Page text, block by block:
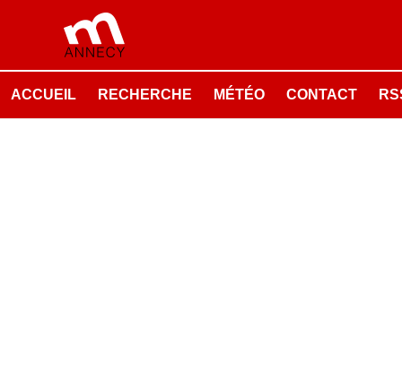
ACCUEIL RECHERCHE MÉTÉO CONTACT